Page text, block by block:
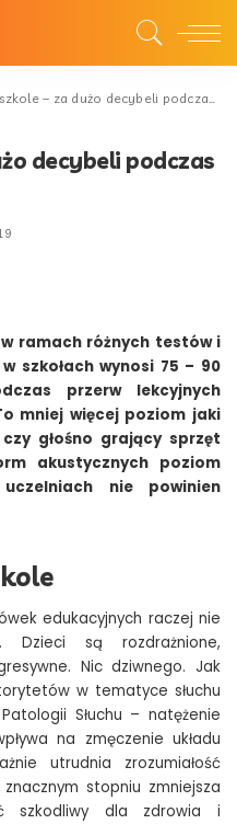
– za dużo decybeli podczas przerw lekcyjnych
decybeli podczas
w ramach różnych testów i
szkołach wynosi 75 – 90
przerw lekcyjnych
mniej więcej poziom jaki
głośno grający sprzęt
akustycznych poziom
nie powinien
edukacyjnych raczej nie
Dzieci są rozdrażnione,
Nic dziwnego. Jak
w tematyce słuchu
Słuchu – natężenie
na zmęczenie układu
utrudnia zrozumiałość
stopniu zmniejsza
szkodliwy dla zdrowia i